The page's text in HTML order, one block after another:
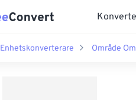
Enhetskonverterare Område